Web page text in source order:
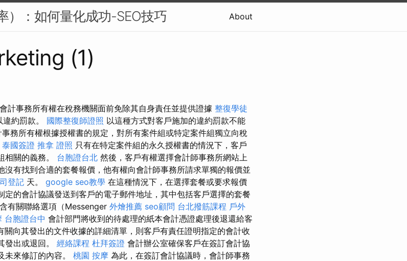
）：如何量化成功-SEO技巧 About
(1)
計事務所有權在稅務機關面前免除其自身責任並提供證據 整復學徒
約罰款。 國際整復師證照 以這種方式對客戶施加的違約罰款不能
事務所有權根據授權書的規定，對所有案件組或特定案件組獨立向稅
泰國簽證 推拿 證照 只有在特定案件組的永久授權書的情況下，客戶
相關的義務。 台胞證台北 然後，客戶有權選擇會計師事務所網站上
沒有找到合適的套餐報價，他有權向會計師事務所請求單獨的報價並
登記 天。 google seo教學 在這種情況下，在選擇套餐或要求報價
定的會計協議發送到客戶的電子郵件地址，其中包括客戶選擇的套餐
有關聯絡選項（Messenger 外燴推薦 seo顧問 台北撥筋課程 戶外
台胞證台中 會計部門將收到的待處理的紙本會計憑證處理後退還給客
關向其發出的文件收據的詳細清單，則客戶有責任證明指定的會計收
發出或退回。 經絡課程 杜拜簽證 會計辦公室確保客戶在簽訂會計協
未來修訂的內容。 桃園 按摩 為此，在簽訂會計協議時，會計師事務